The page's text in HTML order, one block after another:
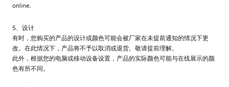
online.
5、设计
有时，您购买的产品的设计或颜色可能会被厂家在未提前通知的情况下更
改。在此情况下，产品将不予以取消或退货。敬请提前理解。
此外，根据您的电脑或移动设备设置，产品的实际颜色可能与在线展示的颜
色有所不同。